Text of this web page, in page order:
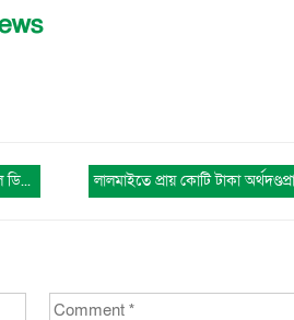
কুমিল্লায় বিজিবির অভিযানে কোটি টাকার ভারতীয় মোবাইল ডিসপ্লে ও বাজি উদ্ধার।